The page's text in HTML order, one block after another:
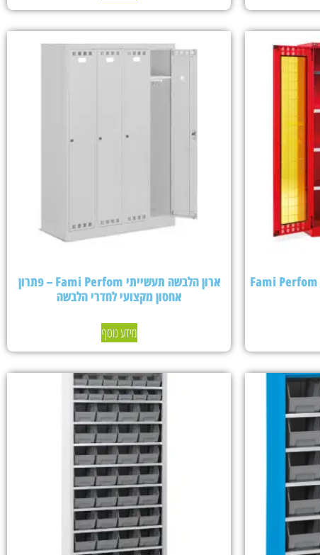
ארון הלבשה תעשייתי Fami Perfom – פתרון
אחסון מקצועי לחדרי הלבשה
מידע נוסף